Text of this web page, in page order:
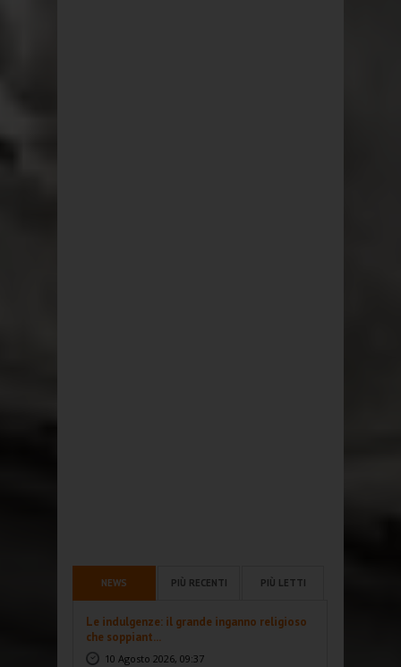
NEWS PIÙ RECENTI PIÙ LETTI
Le indulgenze: il grande inganno religioso
che soppiant...
10 Agosto 2026, 09:37